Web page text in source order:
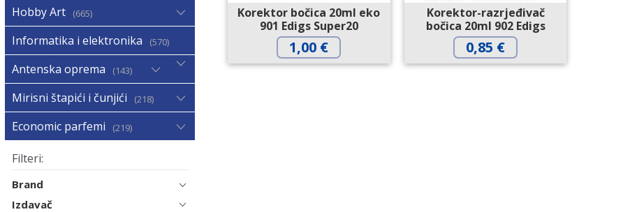
Korektor bočica 20ml eko
901 Edigs Super20
1,00 €
Korektor-razrjeđivač
bočica 20ml 902 Edigs
0,85 €
Hobby Art 665
Informatika i elektronika 570
Antenska oprema 143
Mirisni štapići i čunjići 218
Economic parfemi 219
Brand
Izdavač